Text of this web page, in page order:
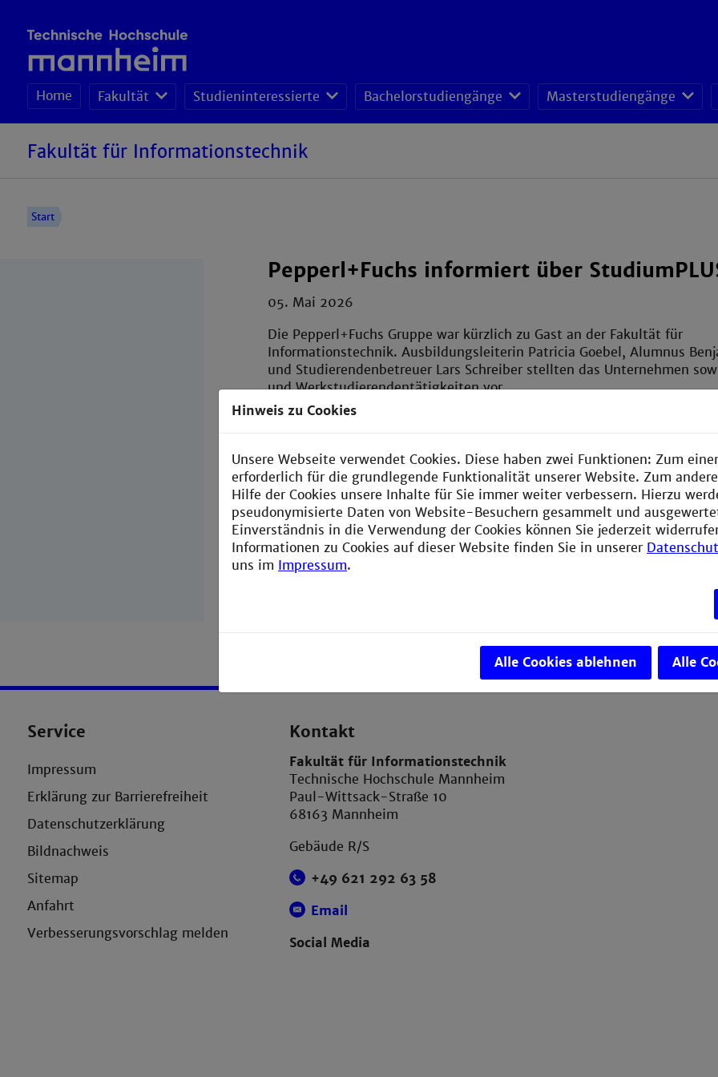
Home Fakultät Studieninteressierte Bachelorstudiengänge Masterstudiengänge
Fakultät für Informationstechnik
Start
Pepperl+Fuchs informiert über
05. Mai 2026
Die Pepperl+Fuchs Gruppe war kürzlich zu Gast an der Fakultät für
Informationstechnik. Ausbildungsleiterin Patricia Goebel, Alumnus
und Studierendenbetreuer Lars Schreiber stellten das Unternehmen
und Werkstudierendentätigkeiten vor.
Im Workshop erhielten Studierende der Studiengänge
Ingenieurwissenschaften wertvolle Einblicke in Bewerbungsprozesse
anschließenden Austausch konnten individuelle Fragen direkt geklärt
Ein besonderer Dank gilt Prof. Dr.-Ing. Wei Yap Tan für die
praxisnahen Einblicke.
« zurück
Service
Impressum
Erklärung zur Barrierefreiheit
Datenschutzerklärung
Bildnachweis
Sitemap
Anfahrt
Verbesserungsvorschlag melden
Kontakt
Fakultät für Informationstechnik
Technische Hochschule Mannheim
Paul-Wittsack-Straße 10
68163 Mannheim
Gebäude R/S
+49 621 292 63 58
Email
Social Media
Hinweis zu Cookies
Unsere Webseite verwendet Cookies. Diese haben zwei Funktionen: Zum
erforderlich für die grundlegende Funktionalität unserer Website. Zum
Hilfe der Cookies unsere Inhalte für Sie immer weiter verbessern. Hierzu
pseudonymisierte Daten von Website-Besuchern gesammelt und
Einverständnis in die Verwendung der Cookies können Sie jederzeit
Informationen zu Cookies auf dieser Website finden Sie in unserer
uns im Impressum.
Alle Cookies ablehnen Alle